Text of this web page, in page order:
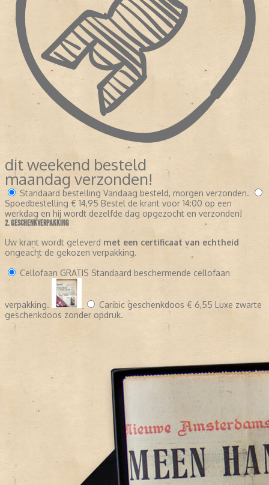
dit weekend besteld
maandag verzonden!
Standaard bestelling Vandaag besteld, morgen verzonden.
Spoedbestelling € 14,95 Bestel de krant voor 14:00 op een
werkdag en hij wordt dezelfde dag opgezocht en verzonden!
2. GESCHENKVERPAKKING
Uw krant wordt geleverd met een certificaat van echtheid
ongeacht de gekozen verpakking.
Cellofaan GRATIS Standaard beschermende cellofaan
verpakking. Caribic geschenkdoos € 6,55 Luxe zwarte
geschenkdoos zonder opdruk.